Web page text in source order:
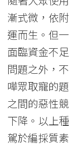
媒
生
態
學
院
漸式微，依
運而生。但
面臨資金不
問題之外，
嘩眾取寵的
之間的惡性
下降。以上
駕於編採質